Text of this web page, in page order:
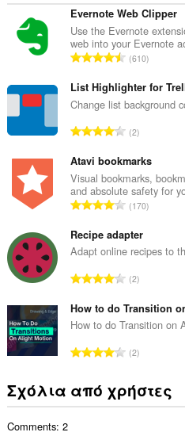
Evernote Web Clipper
Use the Evernote
web into your Evernote
Σ
ν
ο
ο
α
θ
μ
ο
λ
ο
ή
ε
ω
:
610
List Highlighter for
Change list background
Σ
ν
ο
λ
ο
α
θ
μ
ο
λ
ο
ή
ε
ω
2
Atavi bookmarks
Visual bookmarks,
and absolute safety for
Σ
ν
ο
ο
α
θ
μ
ο
ο
γ
170
Recipe adapter
Adapt online recipes to
Σ
ν
ο
ο
α
θ
2
How to do Transition
How to do Transition on
Σ
ο
2
Σχόλια από χρήστες
Comments: 2